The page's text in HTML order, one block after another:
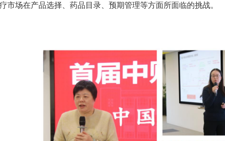
市场在产品选择、药品目录、预期管理等方面所面临的挑战。